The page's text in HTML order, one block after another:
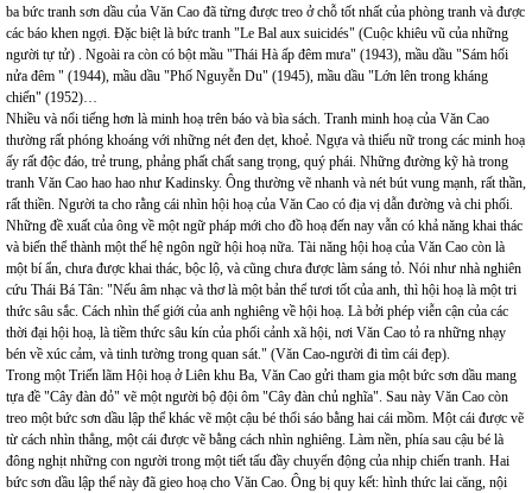
ba bức tranh sơn dầu của Văn Cao đã từng được treo ở chỗ tốt nhất của phòng tranh và được
các báo khen ngợi. Đặc biệt là bức tranh "Le Bal aux suicidés" (Cuộc khiêu vũ của những
người tự tử) . Ngoài ra còn có bột mầu "Thái Hà ấp đêm mưa" (1943), mầu dầu "Sám hối
nửa đêm " (1944), mầu dầu "Phố Nguyễn Du" (1945), mầu dầu "Lớn lên trong kháng
chiến" (1952)…
Nhiều và nổi tiếng hơn là minh hoạ trên báo và bìa sách. Tranh minh hoạ của Văn Cao
thường rất phóng khoáng với những nét đen dẹt, khoẻ. Ngựa và thiếu nữ trong các minh hoạ
ấy rất độc đáo, trẻ trung, phảng phất chất sang trọng, quý phái. Những đường kỹ hà trong
tranh Văn Cao hao hao như Kadinsky. Ông thường vẽ nhanh và nét bút vung mạnh, rất thần,
rất thiền. Người ta cho rằng cái nhìn hội hoạ của Văn Cao có địa vị dẫn đường và chi phối.
Những đề xuất của ông về một ngữ pháp mới cho đồ hoạ đến nay vẫn có khả năng khai thác
và biến thể thành một thế hệ ngôn ngữ hội hoạ nữa. Tài năng hội hoạ của Văn Cao còn là
một bí ẩn, chưa được khai thác, bộc lộ, và cũng chưa được làm sáng tỏ. Nói như nhà nghiên
cứu Thái Bá Tân: "Nếu âm nhạc và thơ là một bản thể tươi tốt của anh, thì hội hoạ là một tri
thức sâu sắc. Cách nhìn thế giới của anh nghiêng về hội hoạ. Là bởi phép viễn cận của các
thời đại hội hoạ, là tiềm thức sâu kín của phối cảnh xã hội, nơi Văn Cao tỏ ra những nhạy
bén về xúc cảm, và tinh tường trong quan sát." (Văn Cao-người đi tìm cái đẹp).
Trong một Triến lãm Hội hoạ ở Liên khu Ba, Văn Cao gửi tham gia một bức sơn dầu mang
tựa đề "Cây đàn đỏ" vẽ một người bộ đội ôm "Cây đàn chủ nghĩa". Sau này Văn Cao còn
treo một bức sơn dầu lập thể khác vẽ một cậu bé thổi sáo bằng hai cái mồm. Một cái được vẽ
từ cách nhìn thẳng, một cái được vẽ bằng cách nhìn nghiêng. Làm nền, phía sau cậu bé là
đông nghịt những con người trong một tiết tấu đầy chuyển động của nhịp chiến tranh. Hai
bức sơn dầu lập thể này đã gieo hoạ cho Văn Cao. Ông bị quy kết: hình thức lai căng, nội